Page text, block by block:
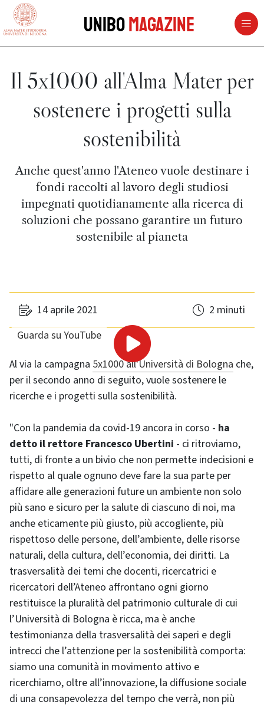
vai al contenuto della pagina
UniboMagazine
Il 5x1000 all'Alma Mater per
sostenere i progetti sulla
sostenibilità
Anche quest'anno l'Ateneo vuole destinare i
fondi raccolti al lavoro degli studiosi
impegnati quotidianamente alla ricerca di
soluzioni che possano garantire un futuro
sostenibile al pianeta
14 aprile 2021
2 minuti
Guarda su YouTube
Al via la campagna 5x1000 all'Università di Bologna che,
per il secondo anno di seguito, vuole sostenere le
ricerche e i progetti sulla sostenibilità.
"Con la pandemia da covid-19 ancora in corso - ha
detto il rettore Francesco Ubertini - ci ritroviamo,
tutti, di fronte a un bivio che non permette indecisioni e
rispetto al quale ognuno deve fare la sua parte per
affidare alle generazioni future un ambiente non solo
più sano e sicuro per la salute di ciascuno di noi, ma
anche eticamente più giusto, più accogliente, più
rispettoso delle persone, dell’ambiente, delle risorse
naturali, della cultura, dell’economia, dei diritti. La
trasversalità dei temi che docenti, ricercatrici e
ricercatori dell’Ateneo affrontano ogni giorno
restituisce la pluralità del patrimonio culturale di cui
l’Università di Bologna è ricca, ma è anche
testimonianza della trasversalità dei saperi e degli
intrecci che l’attenzione per la sostenibilità comporta:
siamo una comunità in movimento attivo e
ricerchiamo, oltre all’innovazione, la diffusione sociale
di una consapevolezza del tempo che verrà, non più